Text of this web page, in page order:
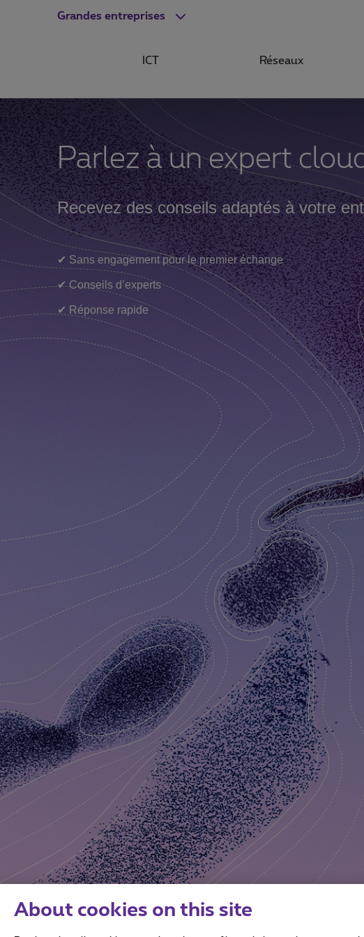
Grandes entreprises
ICT Réseaux
Parlez à un expert
Recevez des conseils adaptés à votre
✔ Sans engagement pour le premier échange
✔ Conseils d’experts
✔ Réponse rapide
About cookies on this site